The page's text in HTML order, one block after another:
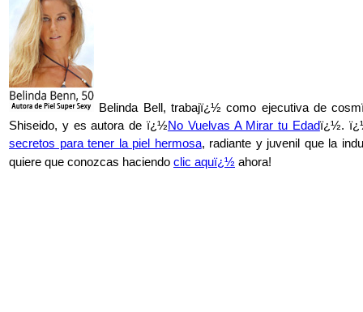
Belinda Bell, trabajï¿½ como ejecutiva de
Shiseido, y es autora de ï¿½No Vuelvas A Mirar tu Edadï¿½.
secretos para tener la piel hermosa, radiante y juvenil que la
quiere que conozcas haciendo clic aquï¿½ ahora!